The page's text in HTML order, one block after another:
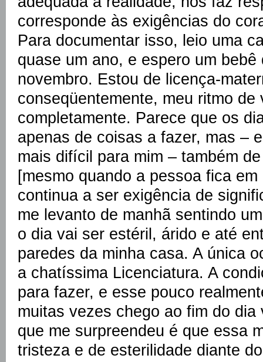
corresponde às exigências do
Para documentar isso, leio uma
quase um ano, e espero um
novembro. Estou de licença-
conseqüentemente, meu ritmo de
completamente. Parece que os
apenas de coisas a fazer, mas –
mais difícil para mim – também
[mesmo quando a pessoa fica
continua a ser exigência de
me levanto de manhã sentindo
o dia vai ser estéril, árido e até
paredes da minha casa. A única
a chatíssima Licenciatura. A
para fazer, e esse pouco
muitas vezes chego ao fim do
que me surpreendeu é que essa
tristeza e de esterilidade diante